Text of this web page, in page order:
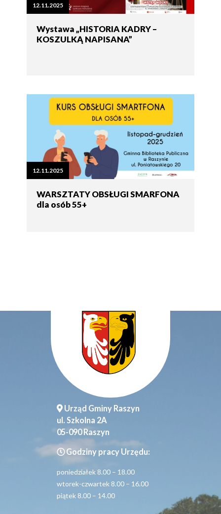
12.11.2025
Wystawa „HISTORIA KADRY –
KOSZULKĄ NAPISANA”
12.11.2025
WARSZTATY OBSŁUGI SMARFONA
dla osób 55+
Urząd Gminy Raszyn
ul. Szkolna 2A
05-090 Raszyn
Godziny pracy Urzędu:
poniedziałek 8.00 – 18.00
wtorek-czwartek 8.00 – 16.00
piątek 8.00 – 14.00